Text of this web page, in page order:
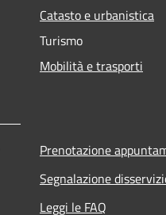
Catasto e urbanistica
Turismo
Mobilità e trasporti
Prenotazione
Segnalazione
Leggi le FAQ